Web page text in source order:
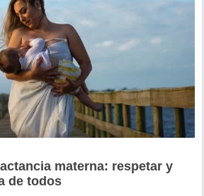
materna: respetar y
de todos